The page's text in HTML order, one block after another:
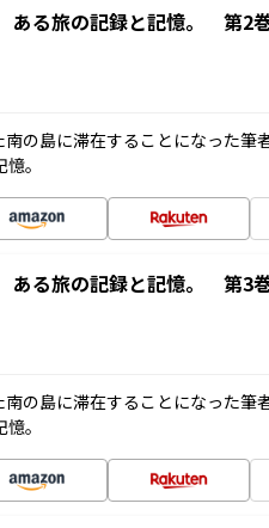
ある旅の記録と記憶。 第2
の島に滞在することになった筆
。
ある旅の記録と記憶。 第3
の島に滞在することになった筆
。